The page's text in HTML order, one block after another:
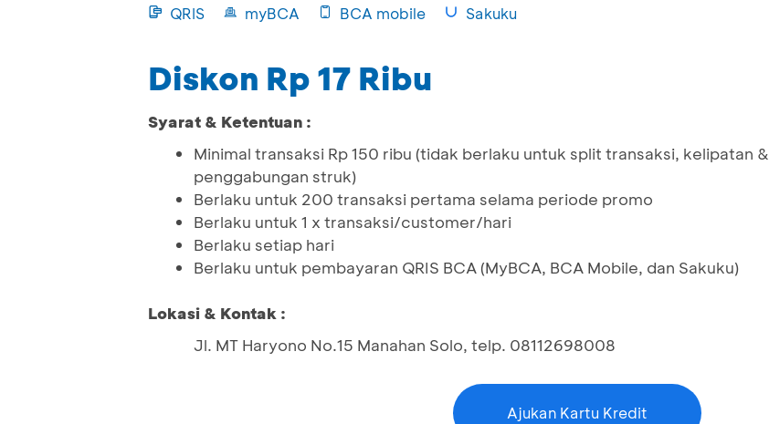
QRIS myBCA BCA mobile Sakuku
Diskon Rp 17 Ribu
Syarat & Ketentuan :
Minimal transaksi Rp 150 ribu (tidak berlaku untuk split transaksi, kelipatan &
penggabungan struk)
Berlaku untuk 200 transaksi pertama selama periode promo
Berlaku untuk 1 x transaksi/customer/hari
Berlaku setiap hari
Berlaku untuk pembayaran QRIS BCA (MyBCA, BCA Mobile, dan Sakuku)
Lokasi & Kontak :
Jl. MT Haryono No.15 Manahan Solo, telp. 08112698008
Ajukan Kartu Kredit